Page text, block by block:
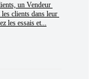
un Vendeur
clients dans leur
les essais et...